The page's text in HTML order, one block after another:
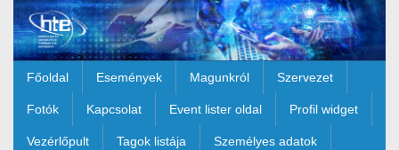
Ugrás a fő tartalomhoz
Főoldal Események Magunkról Szervezet
Fotók Kapcsolat Event lister oldal Profil widget
Vezérlőpult Tagok listája Személyes adatok